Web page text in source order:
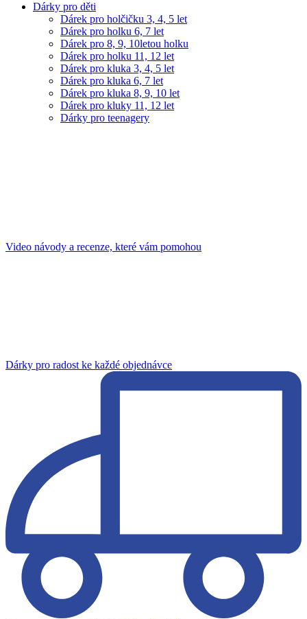
Dárky pro děti
Dárek pro holčičku 3, 4, 5 let
Dárek pro holku 6, 7 let
Dárek pro 8, 9, 10letou holku
Dárek pro holku 11, 12 let
Dárek pro kluka 3, 4, 5 let
Dárek pro kluka 6, 7 let
Dárek pro kluka 8, 9, 10 let
Dárek pro kluky 11, 12 let
Dárky pro teenagery
Video návody a recenze, které vám pomohou
Dárky pro radost ke každé objednávce